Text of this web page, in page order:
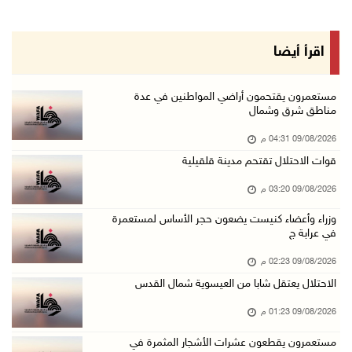
رئيس البرلمان العربي يعزي بوفاة السفير اللوح: ...
لجنة الانتخابات تبدأ تدريب طواقمها استعدادا ل ...
فتوح ينعى سفير فلسطين لدى مصر القائد الوطني د ...
09/آب/2026 02:54 م
الرئيس يستقبل رئيسة وأعضاء مجلس بلدي نابلس وي ...
09/آب/2026 02:30 م
وزراء وأعضاء كنيست يضعون حجر الأساس لمستعمرة ...
شاهين تودع السفير المصري وتثمن دور القاهرة ال ...
09/آب/2026 02:15 م
فضيتان وبرونزية لفلسطين في ثاني أيام بطولة ال ...
اقرأ أيضا
مستعمرون يقتحمون أراضي المواطنين في عدة
مناطق شرق وشمال
09/08/2026 04:31 م
قوات الاحتلال تقتحم مدينة قلقيلية
09/08/2026 03:20 م
وزراء وأعضاء كنيست يضعون حجر الأساس لمستعمرة
في عرابة ج
09/08/2026 02:23 م
الاحتلال يعتقل شابا من العيسوية شمال القدس
09/08/2026 01:23 م
مستعمرون يقطعون عشرات الأشجار المثمرة في